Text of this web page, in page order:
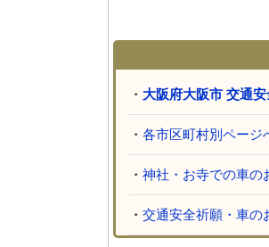
・ 大阪府大阪市 交通
・ 各市区町村別ページ
・ 神社・お寺での車の
・ 交通安全祈願・車の